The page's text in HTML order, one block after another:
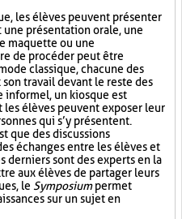
les élèves peuvent présenter
une présentation orale, une
maquette ou une
de procéder peut être
classique, chacune des
travail devant le reste des
informel, un kiosque est
les élèves peuvent exposer leur
qui s’y présentent.
que des discussions
échanges entre les élèves et
derniers sont des experts en la
aux élèves de partager leurs
le Symposiumpermet
sur un sujet en